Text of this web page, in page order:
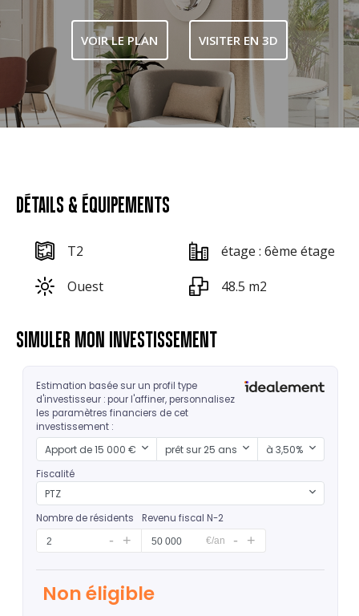
VOIR LE PLAN VISITER EN 3D
DÉTAILS & ÉQUIPEMENTS
T2
étage : 6ème étage
Ouest
48.5 m2
SIMULER MON INVESTISSEMENT